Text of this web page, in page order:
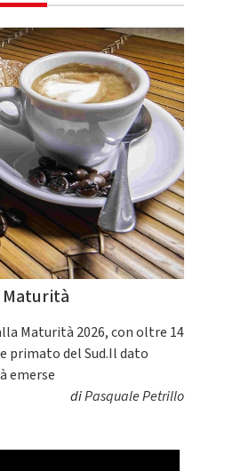
Maturità 2026, con oltre 14
primato del Sud.Il dato
emerse
diPasquale Petrillo